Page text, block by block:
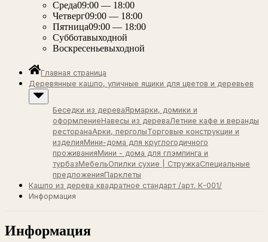
Среда09:00 — 18:00
Четверг09:00 — 18:00
Пятница09:00 — 18:00
Субботавыходной
Воскресеньевыходной
Главная страница
Деревянные кашпо, уличные ящики для цветов и деревьев
Беседки из дереваЯрмарки, домики и
оформлениеНавесы из дереваЛетние кафе и веранды
ресторанаАрки, перголыТорговые конструкции и
изделияМини-дома для круглогодичного
проживанияМини - дома для глэмпинга и
турбазМебельОпилки сухие | СтружкаСпециальные
предложенияПарклеты
Кашпо из дерева квадратное стандарт /арт. К-001/
Информация
Информация